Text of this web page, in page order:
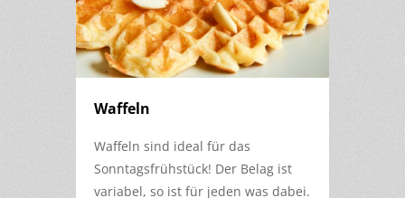
Waffeln
Waffeln sind ideal für das
Sonntagsfrühstück! Der Belag ist
variabel, so ist für jeden was dabei.